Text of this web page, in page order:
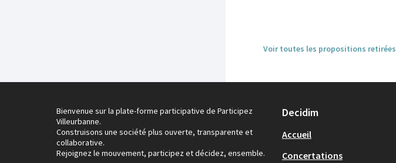
Voir toutes les propositions retirées
Bienvenue sur la plate-forme participative de Participez
Villeurbanne.
Construisons une société plus ouverte, transparente et
collaborative.
Rejoignez le mouvement, participez et décidez, ensemble.
Decidim
Accueil
Concertations